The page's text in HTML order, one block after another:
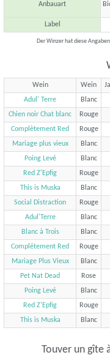
Anbauart
Label
Der Winzer hat diese
Wein Wein
Adul' Terre
Blanc
Chien noir Chat blanc
Rouge
Complètement Red
Rouge
Mariage plus vieux
Blanc
Poing Levé
Blanc
Red Z'Epfig
Rouge
This is Muska
Blanc
Social Distraction
Rouge
Adul'Terre
Blanc
Blanc à Trois
Blanc
Complétement Red
Rouge
Mariage Plus Vieux
Blanc
Pet Nat Dead
Rose
Poing Levé
Blanc
Red Z'Epfig
Rouge
This is Muska
Blanc
Touver un gîte